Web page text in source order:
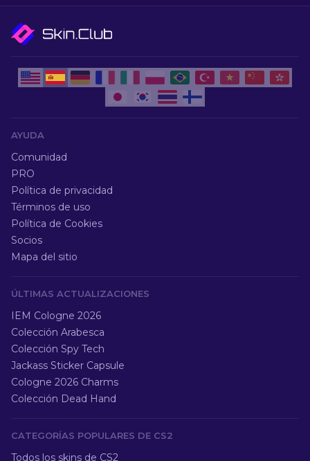
AYUDA
Comunidad
PRO
Política de privacidad
Términos de uso
Política de Cookies
Socios
Mapa del sitio
ÚLTIMAS ACTUALIZACIONES
IEM Cologne 2026
Colección Arabesca
Colección Spy Tech
Jackass Sticker Capsule
Cologne 2026 Charms
Colección Dead Hand
CATEGORÍAS POPULARES DE CS2
Todos los skins de CS2